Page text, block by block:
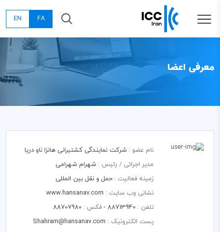
FA
EN
معرفی اعضا
نام عضو : شرکت نمایندگی کشتیرانی هانزا ناو دریا
مدیر اجرائی / رئیس : شهرام شهرامی
زمینه فعالیت : حمل و نقل بین المللی
نشانی وب سایت : www.hansanav.com
تلفن : 88713940 - فکس : 88707980
پست الکترونیک : Shahram@hansanav.com